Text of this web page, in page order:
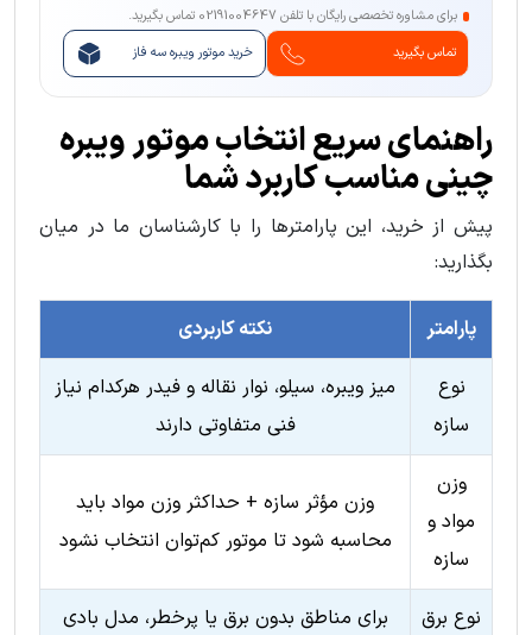
برای مشاوره تخصصی رایگان با تلفن 02191004647 تماس بگیرید.
تماس بگیرید
خرید موتور ویبره سه فاز
راهنمای سریع انتخاب موتور ویبره
چینی مناسب کاربرد شما
پیش از خرید، این پارامترها را با کارشناسان ما در میان
بگذارید:
پارامتر نکته کاربردی
نوع
سازه
میز ویبره، سیلو، نوار نقاله و فیدر هرکدام نیاز
فنی متفاوتی دارند
وزن
مواد و
سازه
وزن مؤثر سازه + حداکثر وزن مواد باید
محاسبه شود تا موتور کم‌توان انتخاب نشود
نوع برق
برای مناطق بدون برق یا پرخطر، مدل بادی